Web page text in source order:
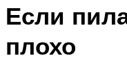
Если
плохо